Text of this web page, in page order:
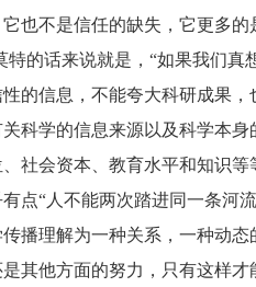
也不是信任的缺失，它更多
特的话来说就是，“如果我们
的信息，不能夸大科研成果，
科学的信息来源以及科学本
社会资本、教育水平和知识
点“人不能两次踏进同一条河流
播理解为一种关系，一种动
其他方面的努力，只有这样